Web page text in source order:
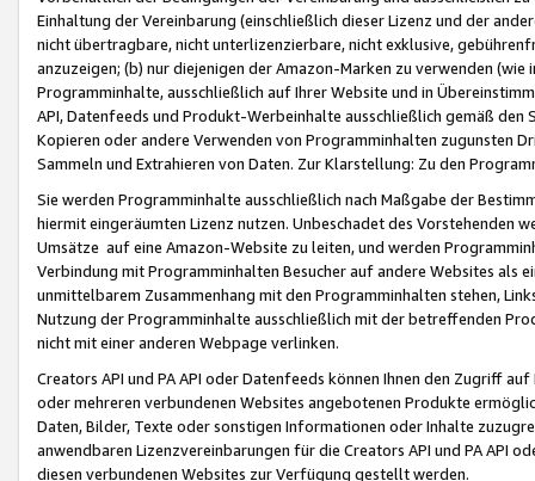
Einhaltung der Vereinbarung (einschließlich dieser Lizenz und der
nicht übertragbare, nicht unterlizenzierbare, nicht exklusive,
anzuzeigen; (b) nur diejenigen der Amazon-Marken zu verwenden
Programminhalte, ausschließlich auf Ihrer Website und in
API, Datenfeeds und Produkt-Werbeinhalte ausschließlich gemäß
Kopieren oder andere Verwenden von Programminhalten zugunsten
Sammeln und Extrahieren von Daten. Zur Klarstellung: Zu den
Sie werden Programminhalte ausschließlich nach Maßgabe der
hiermit eingeräumten Lizenz nutzen. Unbeschadet des Vorstehenden
Umsätze auf eine Amazon-Website zu leiten, und werden
Verbindung mit Programminhalten Besucher auf andere Websites als
unmittelbarem Zusammenhang mit den Programminhalten stehen,
Nutzung der Programminhalte ausschließlich mit der betreffenden
nicht mit einer anderen Webpage verlinken.
Creators API und PA API oder Datenfeeds können Ihnen den Zugriff
oder mehreren verbundenen Websites angebotenen Produkte
Daten, Bilder, Texte oder sonstigen Informationen oder Inhalte
anwendbaren Lizenzvereinbarungen für die Creators API und PA API
diesen verbundenen Websites zur Verfügung gestellt werden.